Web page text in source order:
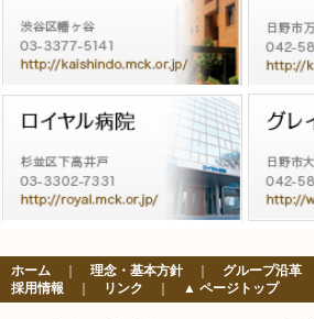
ホーム ｜ 理念・基本方針｜ グループ沿革
採用情報 ｜ リンク ｜ ▲ ページトップ